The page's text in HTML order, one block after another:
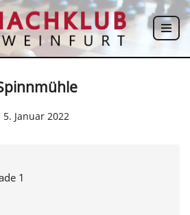
5. Januar 2022
1